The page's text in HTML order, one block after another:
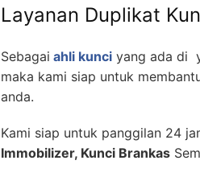
Layanan Duplikat
Sebagai ahli kunci yang ada di
maka kami siap untuk
anda.
Kami siap untuk panggilan 24
Immobilizer, Kunci Brankas